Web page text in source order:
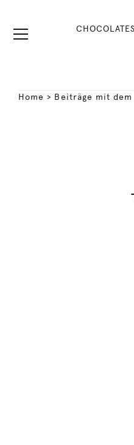
CHOCOLATES
Home > Beiträge mit